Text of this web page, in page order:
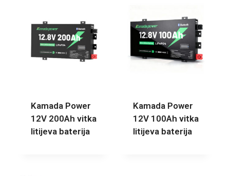
Kamada Power
12V 200Ah vitka
litijeva baterija
Kamada Power
12V 100Ah vitka
litijeva baterija